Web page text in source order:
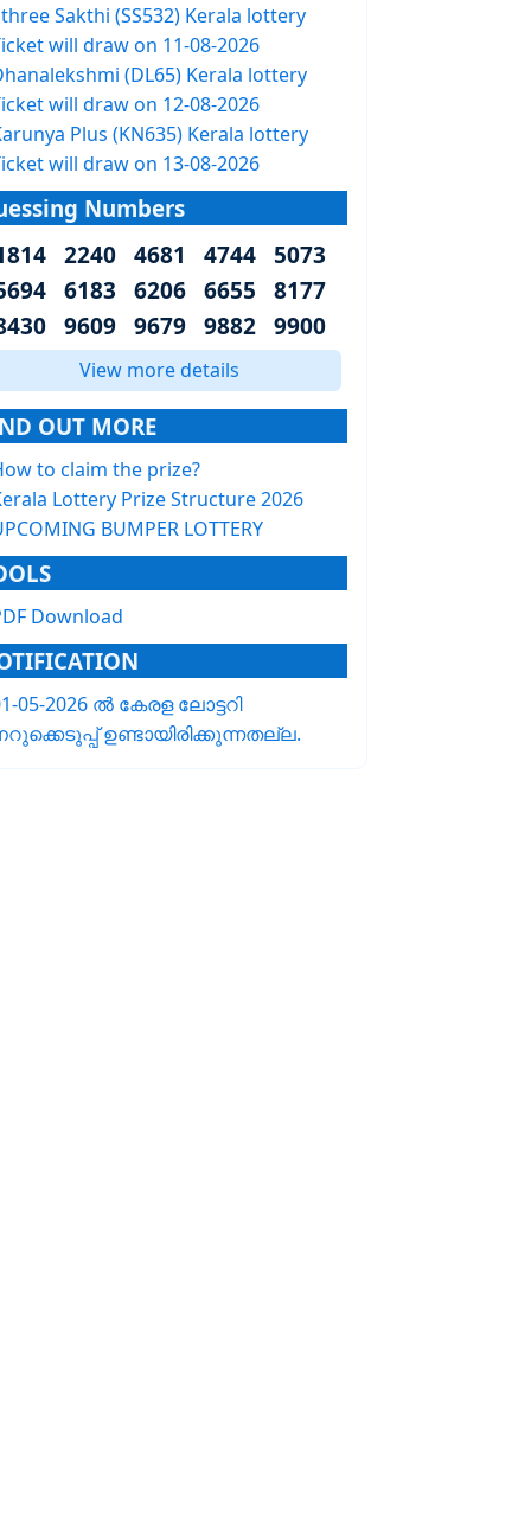
Sakthi (SS532) Kerala lottery
will draw on 11-08-2026
(DL65) Kerala lottery
will draw on 12-08-2026
Plus (KN635) Kerala lottery
will draw on 13-08-2026
Numbers
2240 4681 4744 5073
6183 6206 6655 8177
9609 9679 9882 9900
View more details
OUT MORE
to claim the prize?
Lottery Prize Structure 2026
BUMPER LOTTERY
Download
05-2026 ൽ കേരള ലോട്ടറി
ഉണ്ടായിരിക്കുന്നതല്ല.